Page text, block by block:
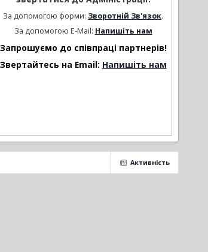
За допомогою форми: Зворотній Зв'язок.
За допомогою E-Mail: Напишіть нам
Запрошуємо до співпраці партнерів!
Звертайтесь на Email: Напишіть нам
Активність